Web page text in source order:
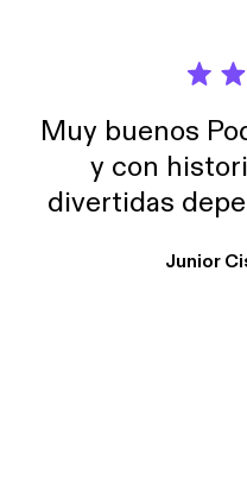
Muy buenos
y con
divertidas
trabajo ya que
Junior